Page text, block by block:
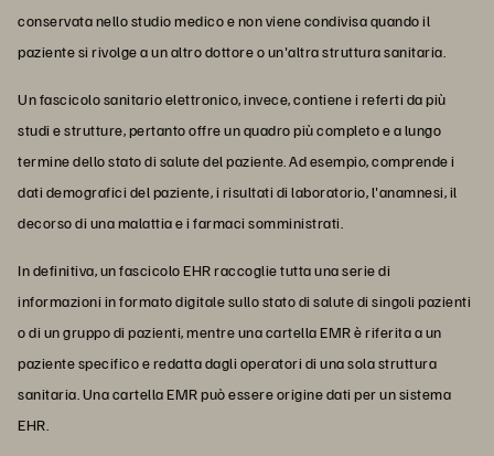
conservata nello studio medico e non viene condivisa quando il
paziente si rivolge a un altro dottore o un'altra struttura sanitaria.
Un fascicolo sanitario elettronico, invece, contiene i referti da più
studi e strutture, pertanto offre un quadro più completo e a lungo
termine dello stato di salute del paziente. Ad esempio, comprende i
dati demografici del paziente, i risultati di laboratorio, l'anamnesi, il
decorso di una malattia e i farmaci somministrati.
In definitiva, un fascicolo EHR raccoglie tutta una serie di
informazioni in formato digitale sullo stato di salute di singoli pazienti
o di un gruppo di pazienti, mentre una cartella EMR è riferita a un
paziente specifico e redatta dagli operatori di una sola struttura
sanitaria. Una cartella EMR può essere origine dati per un sistema
EHR.